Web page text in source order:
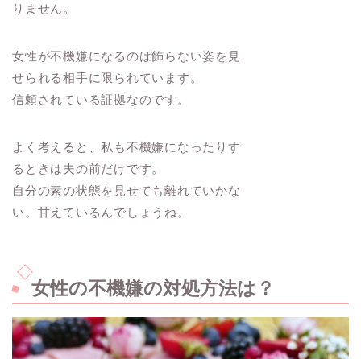
りません。
女性が不機嫌になるのは飾らない姿を見
せられる相手に限られています。
信頼されている証拠なのです。
よく考えると、私も不機嫌になったりす
るときは夫の前だけです。
自分の素の状態を見せても離れていかな
い。甘えているんでしょうね。
女性の不機嫌の対処方法は？